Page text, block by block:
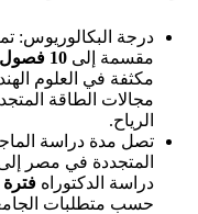
درجة البكالوريوس:
مقسمة إلى 10 فصول
مكثفة في العلوم
مجالات الطاقة
الرياح.
تصل مدة دراسة
المتجددة في مصر
دراسة الدكتوراه
حسب متطلبات